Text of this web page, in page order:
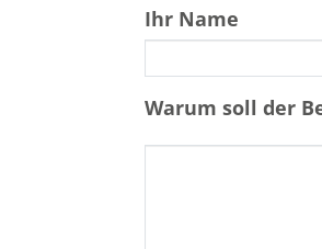
Ihr Name
Warum soll der